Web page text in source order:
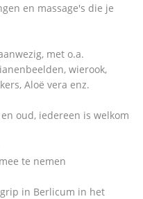
en massage's die je
met o.a.
wierook,
Aloë vera enz.
oud, iedereen is welkom
te nemen
in Berlicum in het